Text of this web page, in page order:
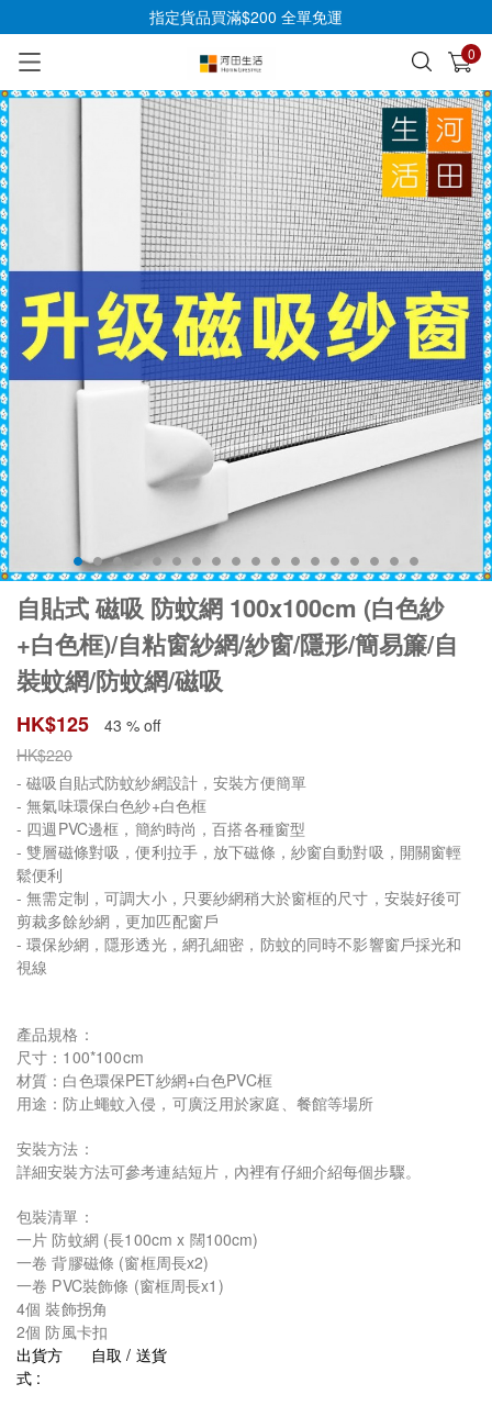
指定貨品買滿$200 全單免運
0
已加入購物車 查看
自貼式 磁吸 防蚊網 100x100cm (白色紗
+白色框)/自粘窗紗網/紗窗/隱形/簡易簾/自
裝蚊網/防蚊網/磁吸
HK$125
43 % off
HK$220
- 磁吸自貼式防蚊紗網設計，安裝方便簡單
- 無氣味環保白色紗+白色框
- 四週PVC邊框，簡約時尚，百搭各種窗型
- 雙層磁條對吸，便利拉手，放下磁條，紗窗自動對吸，開關窗輕
鬆便利
- 無需定制，可調大小，只要紗網稍大於窗框的尺寸，安裝好後可
剪裁多餘紗網，更加匹配窗戶
- 環保紗網，隱形透光，網孔細密，防蚊的同時不影響窗戶採光和
視線
產品規格：
尺寸：100*100cm
材質：白色環保PET紗網+白色PVC框
用途：防止蠅蚊入侵，可廣泛用於家庭、餐館等場所
安裝方法：
詳細安裝方法可參考連結短片，內裡有仔細介紹每個步驟。
包裝清單：
一片 防蚊網 (長100cm x 闊100cm)
一卷 背膠磁條 (窗框周長x2)
一卷 PVC裝飾條 (窗框周長x1)
4個 裝飾拐角
2個 防風卡扣
出貨方
式 :
自取 / 送貨